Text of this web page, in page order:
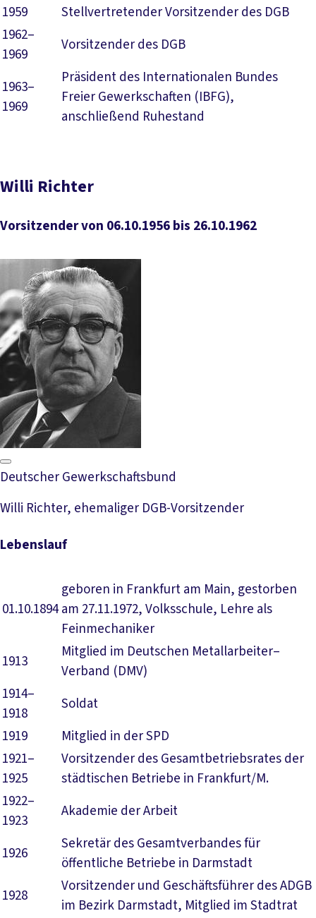
1959
Stellvertretender Vorsitzender des DGB
1962–
1969
Vorsitzender des DGB
1963–
1969
Präsident des Internationalen Bundes
Freier Gewerkschaften (IBFG),
anschließend Ruhestand
Willi Richter
Vorsitzender von 06.10.1956 bis 26.10.1962
Deutscher Gewerkschaftsbund
Willi Richter, ehemaliger DGB-Vorsitzender
Lebenslauf
01.10.1894
geboren in Frankfurt am Main, gestorben
am 27.11.1972, Volksschule, Lehre als
Feinmechaniker
1913
Mitglied im Deutschen Metallarbeiter–
Verband (DMV)
1914–
1918
Soldat
1919
Mitglied in der SPD
1921–
1925
Vorsitzender des Gesamtbetriebsrates der
städtischen Betriebe in Frankfurt/M.
1922–
1923
Akademie der Arbeit
1926
Sekretär des Gesamtverbandes für
öffentliche Betriebe in Darmstadt
1928
Vorsitzender und Geschäftsführer des ADGB
im Bezirk Darmstadt, Mitglied im Stadtrat